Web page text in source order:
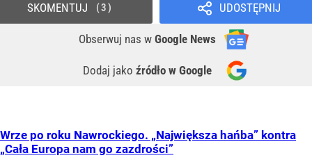
UDOSTĘPNIJ
Obserwuj nas w Google News
Dodaj jako źródło w Google
SKOMENTUJ 3
Wrze po roku Nawrockiego. „Największa hańba” kontra
„Cała Europa nam go zazdrości”